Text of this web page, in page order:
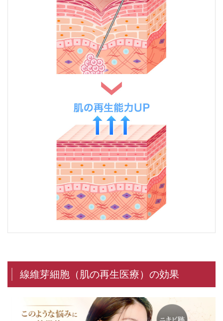
線維芽細胞（肌の再生医療）の効果